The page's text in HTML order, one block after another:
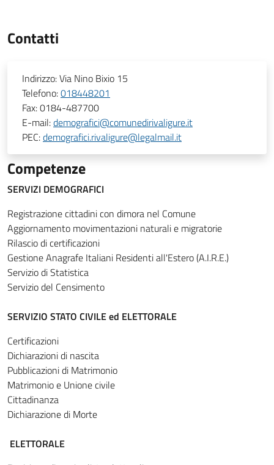
Contatti
Indirizzo:Via Nino Bixio 15
Telefono:018448201
Fax:0184-487700
E-mail:demografici@comunedirivaligure.it
PEC:demografici.rivaligure@legalmail.it
Competenze
SERVIZI DEMOGRAFICI
Registrazione cittadini con dimora nel Comune
Aggiornamento movimentazioni naturali e migratorie
Rilascio di certificazioni
Gestione Anagrafe Italiani Residenti all'Estero (A.I.R.E.)
Servizio di Statistica
Servizio del Censimento
SERVIZIO STATO CIVILE ed ELETTORALE
Certificazioni
Dichiarazioni di nascita
Pubblicazioni di Matrimonio
Matrimonio e Unione civile
Cittadinanza
Dichiarazione di Morte
ELETTORALE